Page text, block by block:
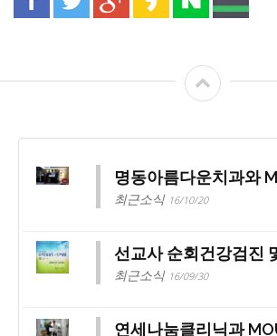
명동아름다운치과와
최근소식 16/10/20
선교사 순회건강검진
최근소식 16/09/30
연세나눔클리닉과